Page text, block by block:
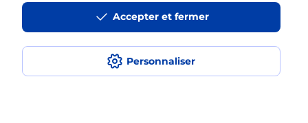
Personnaliser
Accepter et fermer
Accessibilité : partiellement conforme
Conditions contractuelles
Mentions légales